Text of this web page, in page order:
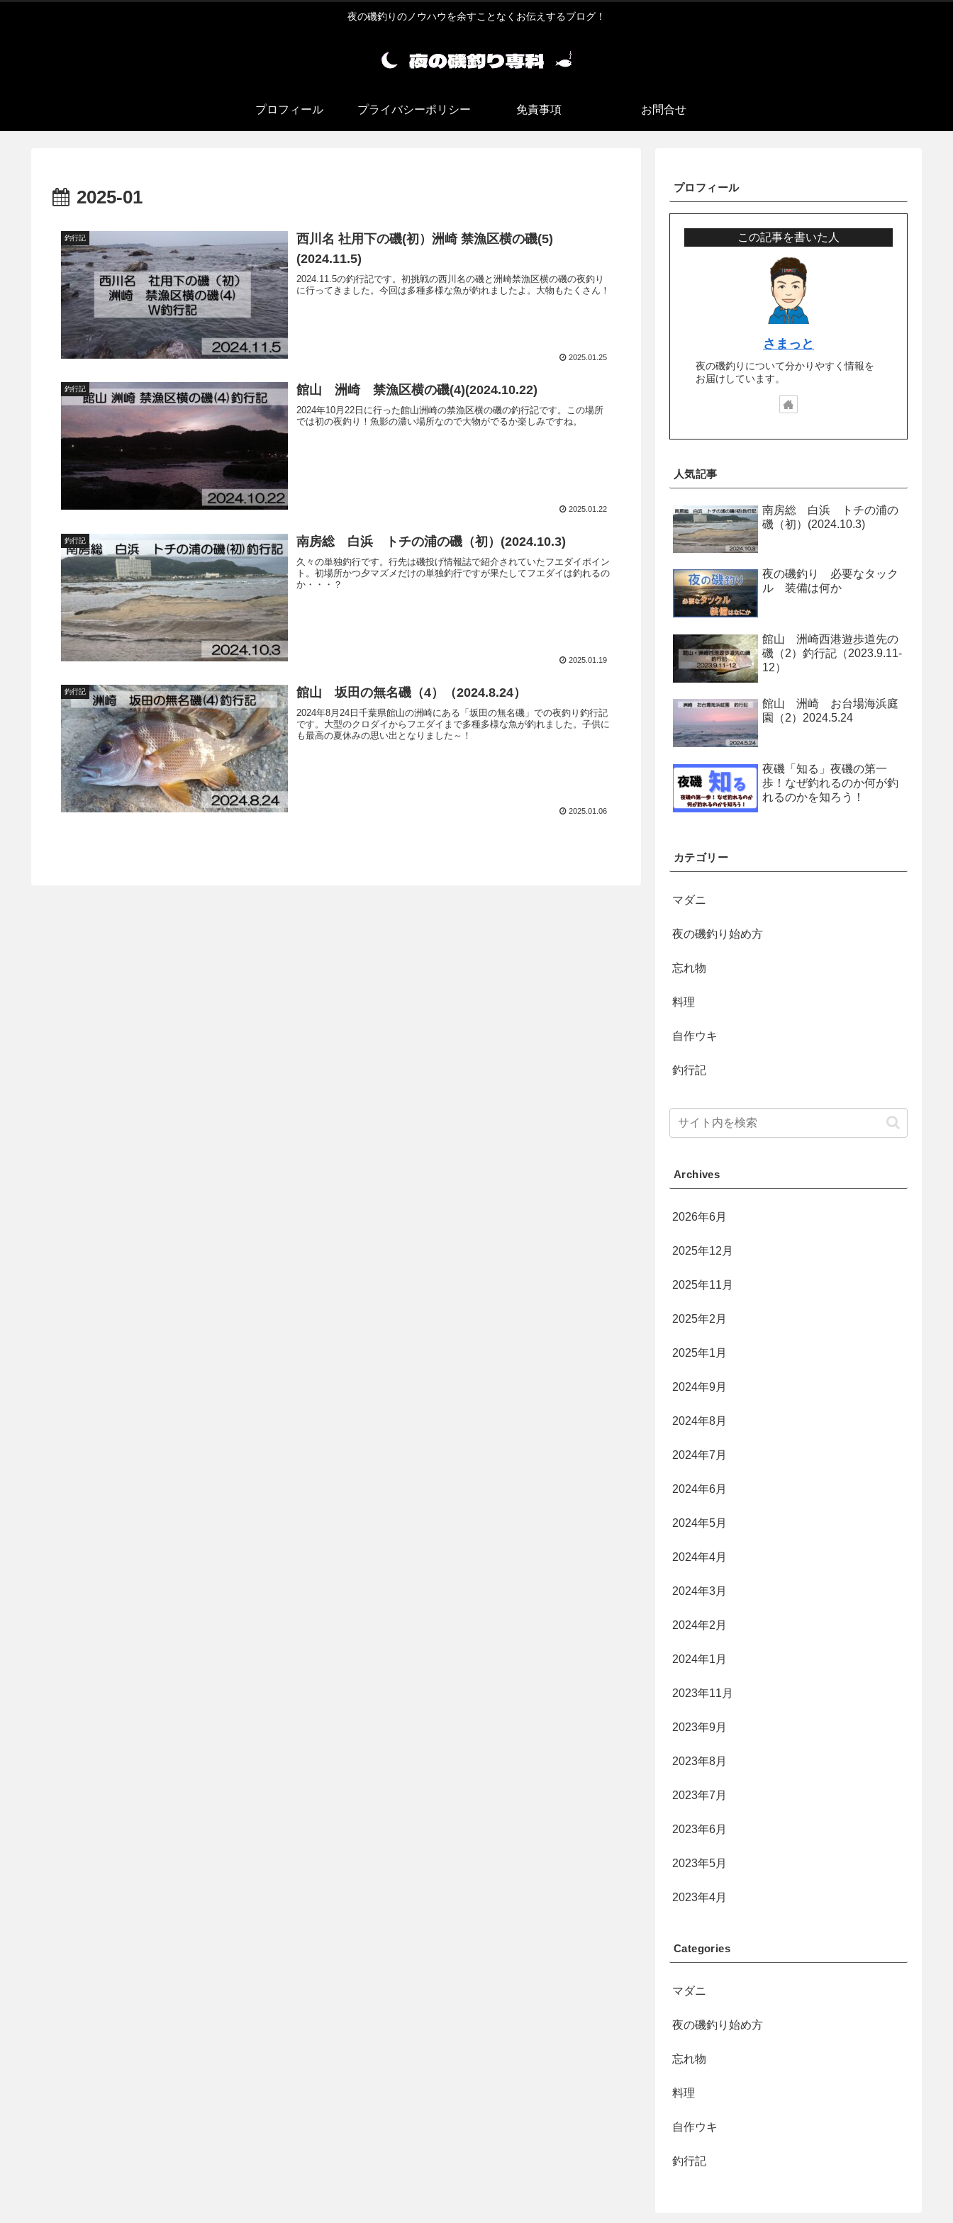
夜の磯釣りのノウハウを余すことなくお伝えするブログ！
プロフィール プライバシーポリシー 免責事項 お問合せ
2025-01
釣行記
西川名 社用下の磯(初）洲崎 禁漁区横の磯(5)
(2024.11.5)
2024.11.5の釣行記です。初挑戦の西川名の磯と洲崎禁漁区横の磯の夜釣り
に行ってきました。今回は多種多様な魚が釣れましたよ。大物もたくさん！
2025.01.25
釣行記 館山 洲崎 禁漁区横の磯(4)(2024.10.22)
2024年10月22日に行った館山洲崎の禁漁区横の磯の釣行記です。この場所
では初の夜釣り！魚影の濃い場所なので大物がでるか楽しみですね。
2025.01.22
釣行記 南房総 白浜 トチの浦の磯（初）(2024.10.3)
久々の単独釣行です。行先は磯投げ情報誌で紹介されていたフエダイポイン
ト。初場所かつ夕マズメだけの単独釣行ですが果たしてフエダイは釣れるの
か・・・？
2025.01.19
釣行記 館山 坂田の無名磯（4）（2024.8.24）
2024年8月24日千葉県館山の洲崎にある「坂田の無名磯」での夜釣り釣行記
です。大型のクロダイからフエダイまで多種多様な魚が釣れました。子供に
も最高の夏休みの思い出となりました～！
2025.01.06
プロフィール
この記事を書いた人
さまっと
夜の磯釣りについて分かりやすく情報を
お届けしています。
人気記事
南房総 白浜 トチの浦の
磯（初）(2024.10.3)
夜の磯釣り 必要なタック
ル 装備は何か
館山 洲崎西港遊歩道先の
磯（2）釣行記（2023.9.11-
12）
館山 洲崎 お台場海浜庭
園（2）2024.5.24
夜磯「知る」夜磯の第一
歩！なぜ釣れるのか何が釣
れるのかを知ろう！
カテゴリー
マダニ
夜の磯釣り始め方
忘れ物
料理
自作ウキ
釣行記
Archives
2026年6月
2025年12月
2025年11月
2025年2月
2025年1月
2024年9月
2024年8月
2024年7月
2024年6月
2024年5月
2024年4月
2024年3月
2024年2月
2024年1月
2023年11月
2023年9月
2023年8月
2023年7月
2023年6月
2023年5月
2023年4月
Categories
マダニ
夜の磯釣り始め方
忘れ物
料理
自作ウキ
釣行記